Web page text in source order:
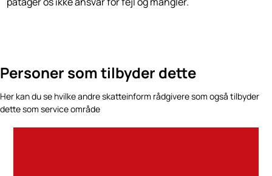
Personer som tilbyder dette
Her kan du se hvilke andre skatteinform rådgivere som også tilbyder
dette som service område